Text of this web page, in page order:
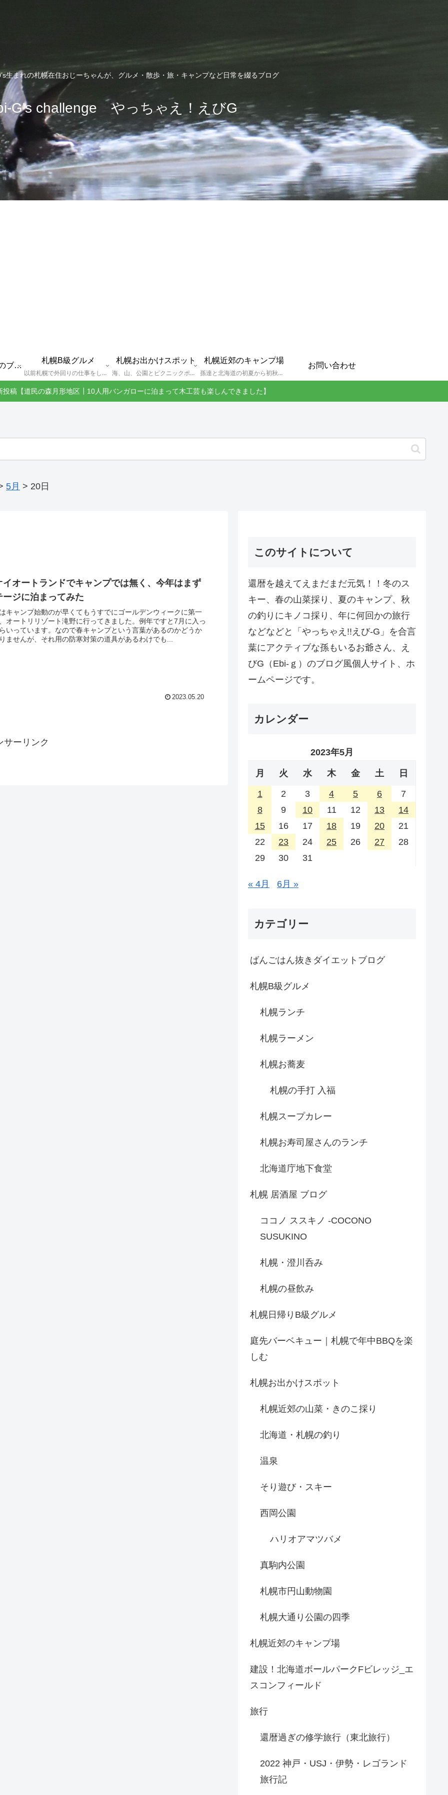
生まれの札幌在住おじーちゃんが、グルメ・散歩・旅・キャンプなど日常を綴るブログ
G's challenge やっちゃえ！えびG
えびGとは？札幌のブログ運営者プロフィール
札幌B級グルメ
以前札幌で外回りの仕事をしていた還暦過ぎブロガー「えびG」がランチ（サラリーマンランチ、サラメシ）を中心に、おそば、ラーメン、中華、日替わりランチを「札幌Bグルメ」と題してレポートしているブログカテゴリーのページです。現在は定年後の再雇用で札幌中とはいかなまでも会社の近くのすすきの界隈や家のある札幌市南区を中心に徘徊しております。
札幌お出かけスポット
海、山、公園とピクニックポイントや名所、旧跡などなど、、、、、札幌はもとより郊外の無理なく日帰りでいって帰ってこれるお出かけスポットを孫っち達（小学５、３年生、幼稚園年長さんの３人）とえびGがお出かけをして紹介しているページです。
札幌近郊のキャンプ場
孫達と北海道の初夏から初秋にかけてキャンプに出かけます。キャンプ場情報だったり料理だったり花火や遊びに虫取りとまさに「やっちゃえ！えびG」やりたい放題のブログです。
お問い合わせ
稿【道民の森月形地区┃10人用バンガローに泊まって木工芸も楽しんできました】
5月 > 20日
イオートランドでキャンプでは無く、今年はまず
ージに泊まってみた
キャンプ始動のが早くてもうすでにゴールデンウィークに第一
オートリリゾート滝野に行ってきました。例年ですと7月に入っ
いっています。なので春キャンプという言葉があるのかどうか
ませんが、それ用の防寒対策の道具があるわけでも...
2023.05.20
サーリンク
このサイトについて
還暦を越えてえまだまだ元気！！冬のス
キー、春の山菜採り、夏のキャンプ、秋
の釣りにキノコ採り、年に何回かの旅行
などなどと「やっちゃえ!!えび-G」を合言
葉にアクティブな孫もいるお爺さん、え
びG（Ebi-ｇ）のブログ風個人サイト、ホ
ームページです。
カレンダー
2023年5月
月 火 水 木 金 土 日
1 2 3 4 5 6
7
8
9 10 11 12 13
14
15
16 17 18 19 20
21
22
23 24 25 26 27
28
29
30 31
« 4月 6月 »
カテゴリー
ばんごはん抜きダイエットブログ
札幌B級グルメ
札幌ランチ
札幌ラーメン
札幌お蕎麦
札幌の手打 入福
札幌スープカレー
札幌お寿司屋さんのランチ
北海道庁地下食堂
札幌 居酒屋 ブログ
ココノ ススキノ -COCONO
SUSUKINO
札幌・澄川呑み
札幌の昼飲み
札幌日帰りB級グルメ
庭先バーベキュー｜札幌で年中BBQを楽
しむ
札幌お出かけスポット
札幌近郊の山菜・きのこ採り
北海道・札幌の釣り
温泉
そり遊び・スキー
西岡公園
ハリオアマツバメ
真駒内公園
札幌市円山動物園
札幌大通り公園の四季
札幌近郊のキャンプ場
建設！北海道ボールパークFビレッジ_エ
スコンフィールド
旅行
還暦過ぎの修学旅行（東北旅行）
2022 神戸・USJ・伊勢・レゴランド
旅行記